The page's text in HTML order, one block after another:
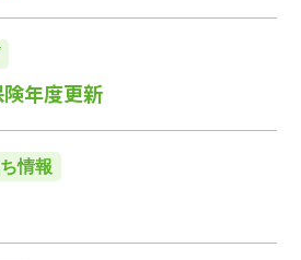
年度更新
情報